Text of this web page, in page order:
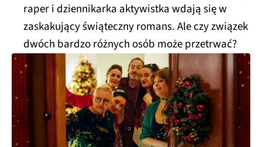
raper i dziennikarka aktywistka wdają się w
zaskakujący świąteczny romans. Ale czy związek
dwóch bardzo różnych osób może przetrwać?